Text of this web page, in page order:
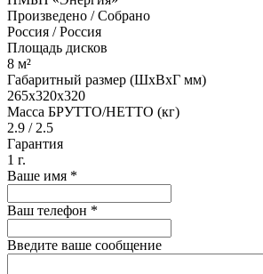
Произведено / Собрано
Россия / Россия
Площадь дисков
8 м²
Габаритный размер (ШхВхГ мм)
265х320x320
Масса БРУТТО/НЕТТО (кг)
2.9 / 2.5
Гарантия
1 г.
Ваше имя *
Ваш телефон *
Введите ваше сообщение